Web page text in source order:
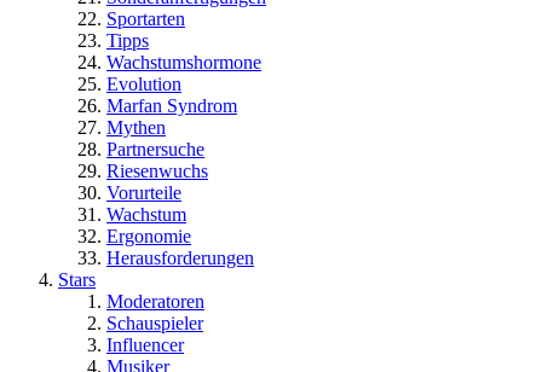
Sportarten
Tipps
Wachstumshormone
Evolution
Marfan Syndrom
Mythen
Partnersuche
Riesenwuchs
Vorurteile
Wachstum
Ergonomie
Herausforderungen
Stars
Moderatoren
Schauspieler
Influencer
Musiker